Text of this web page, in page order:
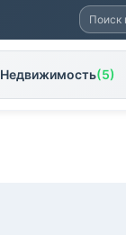
Недвижимость(5)